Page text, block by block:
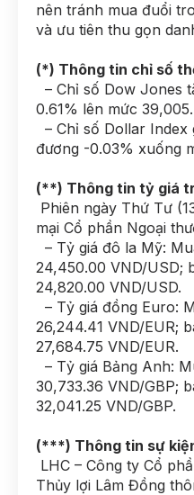
nên tránh mua đuổi
và ưu tiên thu gọn
(*) Thông tin chỉ số
– Chỉ số Dow Jones
0.61% lên mức
– Chỉ số Dollar Index
đương -0.03% xuống
(**) Thông tin tỷ giá
Phiên ngày Thứ Tư
mại Cổ phần Ngoại
– Tỷ giá đô la Mỹ:
24,450.00 VND/USD;
24,820.00 VND/USD.
– Tỷ giá đồng Euro:
26,244.41 VND/EUR;
27,684.75 VND/EUR.
– Tỷ giá Bảng Anh:
30,733.36 VND/GBP;
32,041.25 VND/GBP.
(***) Thông tin sự
LHC – Công ty Cổ
Thủy lợi Lâm Đồng